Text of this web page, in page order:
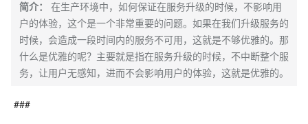
简介：
在生产环境中，如何保证在服务升级的时候，不影响用
户的体验，这个是一个非常重要的问题。如果在我们升级服务的
时候，会造成一段时间内的服务不可用，这就是不够优雅的。那
什么是优雅的呢？主要就是指在服务升级的时候，不中断整个服
务，让用户无感知，进而不会影响用户的体验，这就是优雅的。
###